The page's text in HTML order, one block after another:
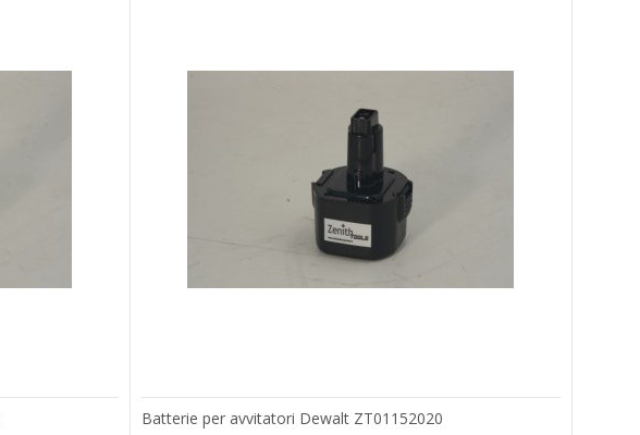
Batterie per avvitatori Dewalt ZT01152020